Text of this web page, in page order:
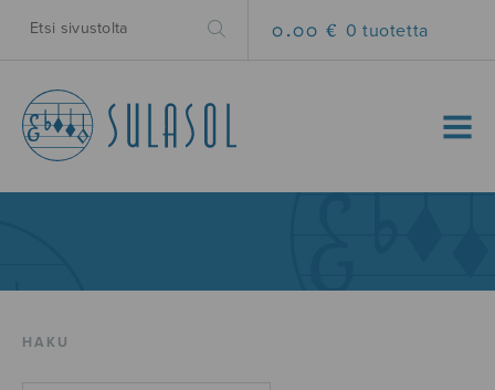
0.00 € 0 tuotetta
MENU
HAKU